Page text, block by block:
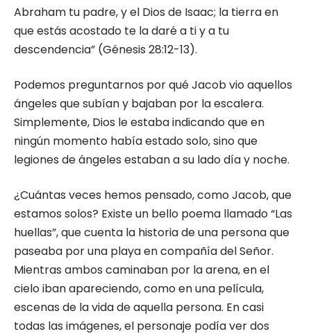
Abraham tu padre, y el Dios de Isaac; la tierra en
que estás acostado te la daré a ti y a tu
descendencia” (Génesis 28:12-13).
Podemos preguntarnos por qué Jacob vio aquellos
ángeles que subían y bajaban por la escalera.
Simplemente, Dios le estaba indicando que en
ningún momento había estado solo, sino que
legiones de ángeles estaban a su lado día y noche.
¿Cuántas veces hemos pensado, como Jacob, que
estamos solos? Existe un bello poema llamado “Las
huellas”, que cuenta la historia de una persona que
paseaba por una playa en compañía del Señor.
Mientras ambos caminaban por la arena, en el
cielo iban apareciendo, como en una película,
escenas de la vida de aquella persona. En casi
todas las imágenes, el personaje podía ver dos